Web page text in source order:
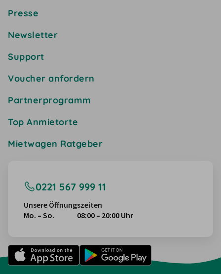
Presse
Newsletter
Support
Voucher anfordern
Partnerprogramm
Top Anmietorte
Mietwagen Ratgeber
0221 567 999 11
Unsere Öffnungszeiten
Mo. – So.
08:00 – 20:00 Uhr